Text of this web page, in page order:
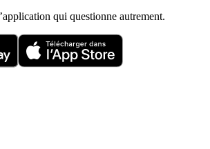
qui questionne autrement.